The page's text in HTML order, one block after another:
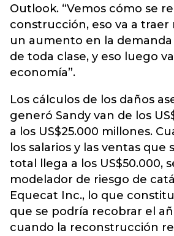
Outlook. “Vemos cómo se
construcción, eso va a traer
un aumento en la
de toda clase, y eso luego
economía”.
Los cálculos de los daños
generó Sandy van de los
a los US$25.000 millones.
los salarios y las ventas que
total llega a los US$50.000,
modelador de riesgo de
Equecat Inc., lo que
que se podría recobrar el
cuando la reconstrucción